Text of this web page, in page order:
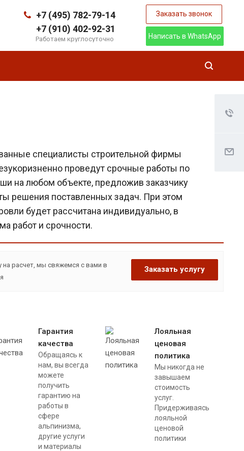
+7 (495) 782-79-14
+7 (910) 402-92-31
Работаем круглосуточно
Заказать звонок
Написать в WhatsApp
специалисты строительной фирмы
проведут срочные работы по
на любом объекте, предложив заказчику
решения поставленных задач. При этом
будет рассчитана индивидуально, в
работ и срочности.
на расчет, мы свяжемся с вами в
Заказать услугу
Гарантия
качества
Обращаясь к
нам, вы всегда
можете
получить
гарантию на
работы в
сфере
альпинизма,
другие услуги
и материалы
Лояльная
ценовая
политика
Мы никогда не
завышаем
стоимость
услуг.
Придерживаясь
лояльной
ценовой
политики